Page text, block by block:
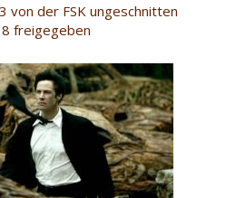
von der FSK ungeschnitten
freigegeben